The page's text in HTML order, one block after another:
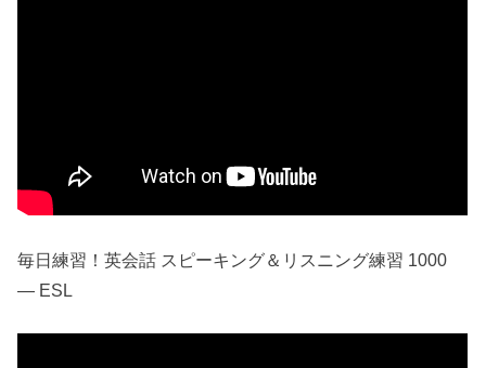
毎日練習！英会話 スピーキング＆リスニング練習 1000
— ESL